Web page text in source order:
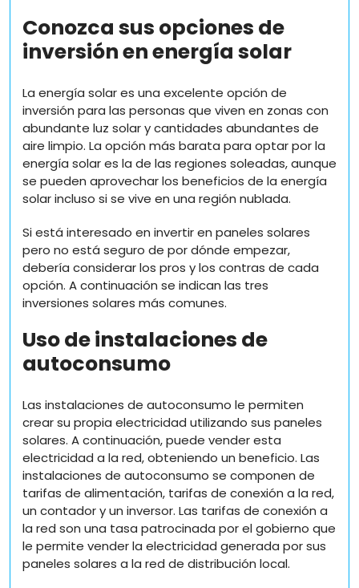
Conozca sus opciones de
inversión en energía solar
La energía solar es una excelente opción de
inversión para las personas que viven en zonas con
abundante luz solar y cantidades abundantes de
aire limpio. La opción más barata para optar por la
energía solar es la de las regiones soleadas, aunque
se pueden aprovechar los beneficios de la energía
solar incluso si se vive en una región nublada.
Si está interesado en invertir en paneles solares
pero no está seguro de por dónde empezar,
debería considerar los pros y los contras de cada
opción. A continuación se indican las tres
inversiones solares más comunes.
Uso de instalaciones de
autoconsumo
Las instalaciones de autoconsumo le permiten
crear su propia electricidad utilizando sus paneles
solares. A continuación, puede vender esta
electricidad a la red, obteniendo un beneficio. Las
instalaciones de autoconsumo se componen de
tarifas de alimentación, tarifas de conexión a la red,
un contador y un inversor. Las tarifas de conexión a
la red son una tasa patrocinada por el gobierno que
le permite vender la electricidad generada por sus
paneles solares a la red de distribución local.